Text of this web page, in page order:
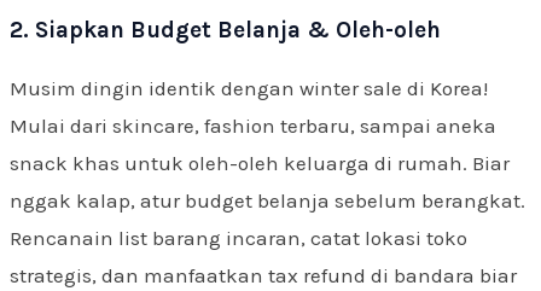
2. Siapkan Budget Belanja & Oleh-oleh
Musim dingin identik dengan winter sale di Korea!
Mulai dari skincare, fashion terbaru, sampai aneka
snack khas untuk oleh-oleh keluarga di rumah. Biar
nggak kalap, atur budget belanja sebelum berangkat.
Rencanain list barang incaran, catat lokasi toko
strategis, dan manfaatkan tax refund di bandara biar